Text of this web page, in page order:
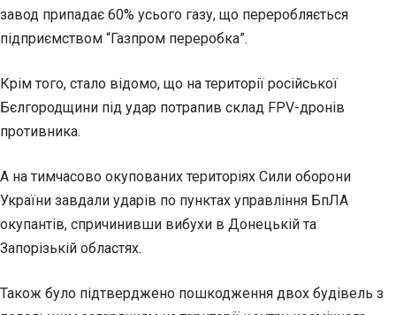
завод припадає 60% усього газу, що переробляється
підприємством “Газпром переробка”.
Крім того, стало відомо, що на території російської
Бєлгородщини під удар потрапив склад FPV-дронів
противника.
А на тимчасово окупованих територіях Сили оборони
України завдали ударів по пунктах управління БпЛА
окупантів, спричинивши вибухи в Донецькій та
Запорізькій областях.
Також було підтверджено пошкодження двох будівель з